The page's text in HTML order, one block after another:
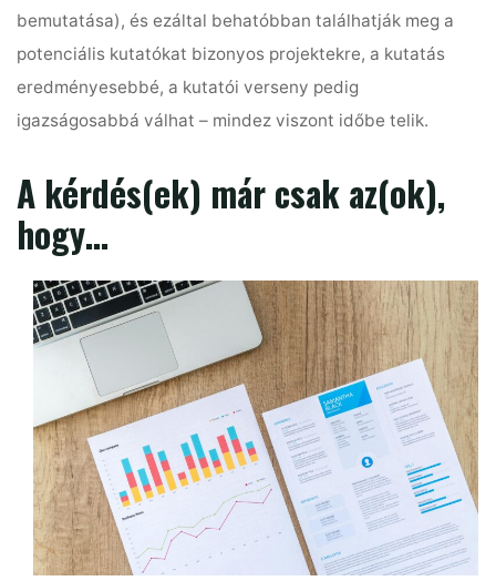
bemutatása), és ezáltal behatóbban találhatják meg a
potenciális kutatókat bizonyos projektekre, a kutatás
eredményesebbé, a kutatói verseny pedig
igazságosabbá válhat – mindez viszont időbe telik.
A kérdés(ek) már csak az(ok),
hogy…